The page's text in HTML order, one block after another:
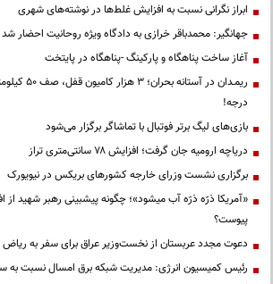
ابراز نگرانی نسبت به افزایش غلط‌ها در نوشته‌های شهری
جهانگیر: محمدباقر خرازی به دادگاه ویژه روحانیت احضار شد
آغاز ساخت پناهگاه و پارکینگ -پناهگاه در پایتخت
درجه!
بازی‌های لیگ برتر فوتبال با تماشاگر برگزار می‌شود
دریاچه ارومیه جان گرفت؛ افزایش ۷۸ سانتی‌متری تراز
برگزاری نشست وزرای خارجه کشورهای بریکس در نیویورک
«آمریکا ذرّه ذرّه آب میشود»؛ چگونه پیشبینی رهبر شهید از
پیوست؟
دعوت مجدد عربستان از نخست‌وزیر عراق برای سفر به ریاض
رئیس کمیسیون انرژی: مدیریت شبکه برق امسال نسبت به